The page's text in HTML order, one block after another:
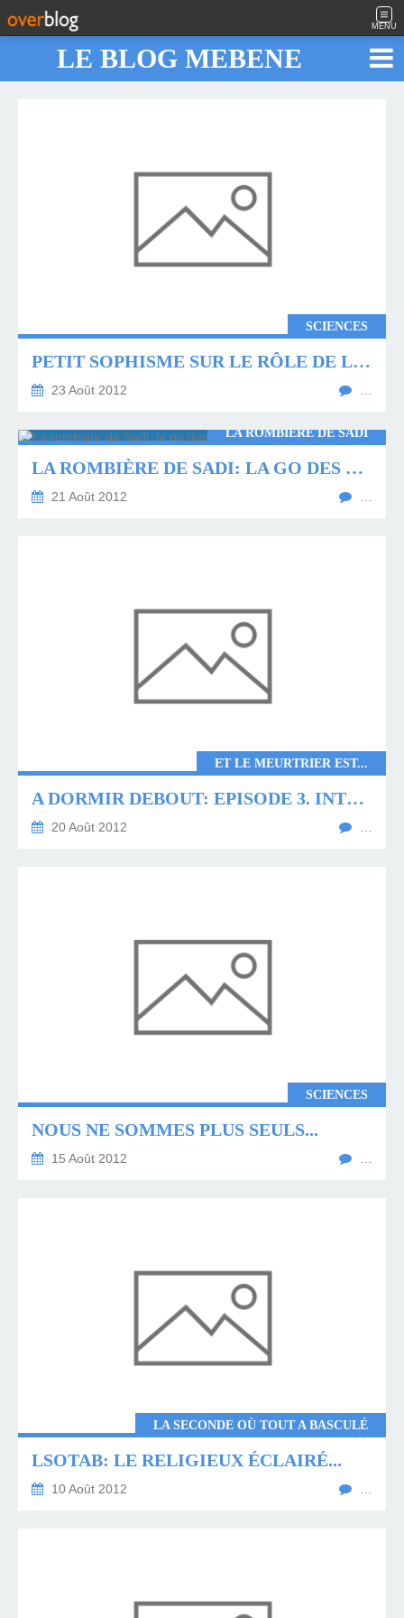
MENU
LE BLOG MEBENE
SCIENCES
PETIT SOPHISME SUR LE RÔLE DE L'ETAT DANS LA STRUCTURE DES COÛTS DE L'ESSENCE...
23 Août 2012
LA ROMBIÈRE DE SADI
LA ROMBIÈRE DE SADI: LA GO DES WAYS...
21 Août 2012
ET LE MEURTRIER EST...
A DORMIR DEBOUT: EPISODE 3. INTERROGATOIRE DU VEUF...
20 Août 2012 …
SCIENCES
NOUS NE SOMMES PLUS SEULS...
15 Août 2012
LA SECONDE OÙ TOUT A BASCULÉ
LSOTAB: LE RELIGIEUX ÉCLAIRÉ...
10 Août 2012